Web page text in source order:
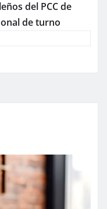
del PCC de
de turno